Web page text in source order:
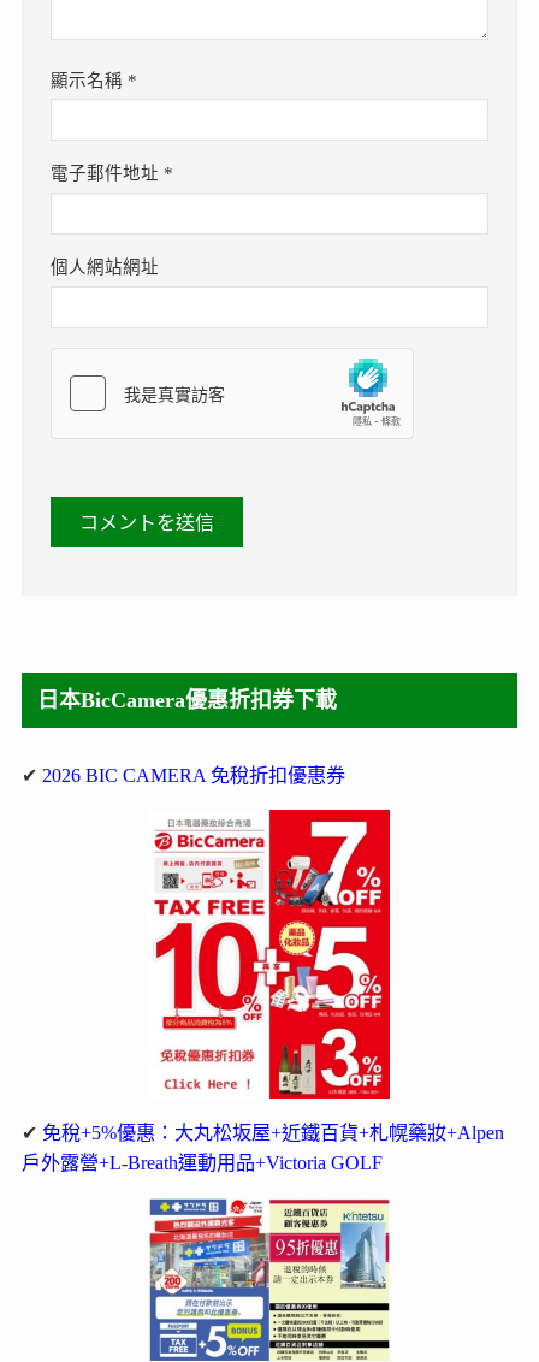
顯示名稱 *
電子郵件地址 *
個人網站網址
日本BicCamera優惠折扣券下載
✔ 2026 BIC CAMERA 免稅折扣優惠券
✔ 免稅+5%優惠：大丸松坂屋+近鐵百貨+札幌藥妝+Alpen
戶外露營+L-Breath運動用品+Victoria GOLF